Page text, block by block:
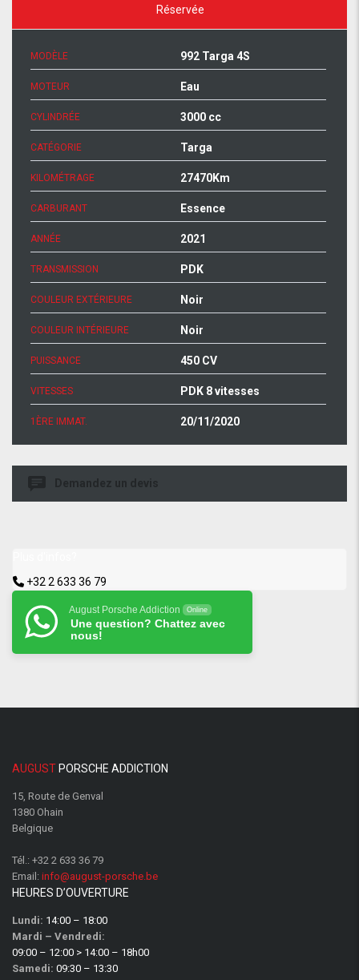
Réservée
MODÈLE 992 Targa 4S
MOTEUR Eau
CYLINDRÉE 3000 cc
CATÉGORIE Targa
KILOMÉTRAGE 27470Km
CARBURANT Essence
ANNÉE 2021
TRANSMISSION PDK
COULEUR EXTÉRIEURE Noir
COULEUR INTÉRIEURE Noir
PUISSANCE 450 CV
VITESSES PDK 8 vitesses
1ÈRE IMMAT. 20/11/2020
Demandez un devis
+32 2 633 36 79
August Porsche Addiction Online
Une question? Chattez avec
nous!
AUGUST PORSCHE ADDICTION
15, Route de Genval
1380 Ohain
Belgique
Tél.: +32 2 633 36 79
Email: info@august-porsche.be
HEURES D’OUVERTURE
Lundi: 14:00 – 18:00
Mardi – Vendredi:
09:00 – 12:00 > 14:00 – 18h00
Samedi: 09:30 – 13:30